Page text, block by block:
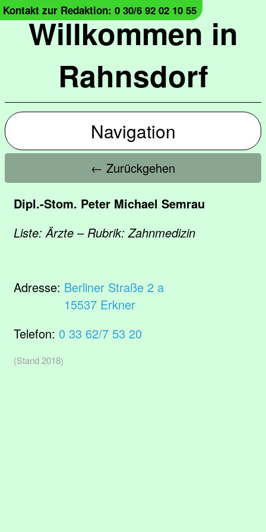
Willkommen in
Rahnsdorf
Kontakt zur Redaktion: 0 30/6 92 02 10 55
Navigation
← Zurückgehen
Dipl.-Stom. Peter Michael Semrau
Liste: Ärzte – Rubrik: Zahnmedizin
Adresse: Berliner Straße 2 a
15537 Erkner
Telefon: 0 33 62/7 53 20
(Stand 2018)